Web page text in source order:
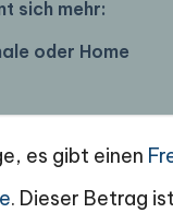
sich mehr:
oder Home
es gibt einen
. Dieser Betrag